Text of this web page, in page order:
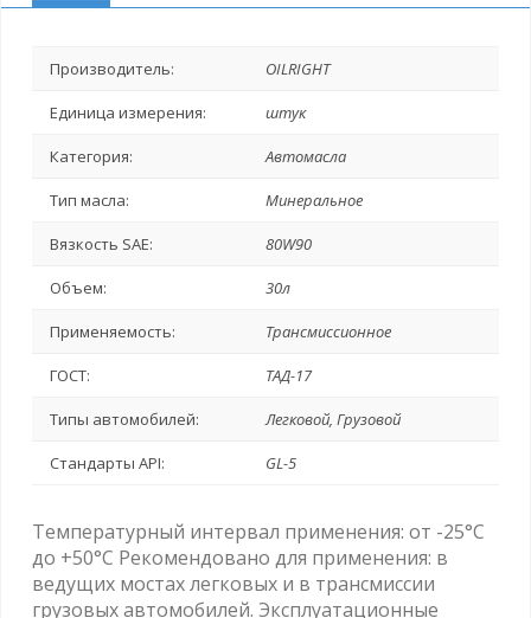
Производитель: OILRIGHT
Единица измерения: штук
Категория: Автомасла
Тип масла: Минеральное
Вязкость SAE: 80W90
Объем: 30л
Применяемость: Трансмиссионное
ГОСТ: ТАД-17
Типы автомобилей: Легковой, Грузовой
Стандарты API: GL-5
Температурный интервал применения: от -25°C
до +50°C Рекомендовано для применения: в
ведущих мостах легковых и в трансмиссии
грузовых автомобилей. Эксплуатационные